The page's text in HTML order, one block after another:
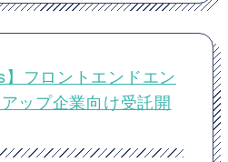
】フロントエンドエン
ップ企業向け受託開